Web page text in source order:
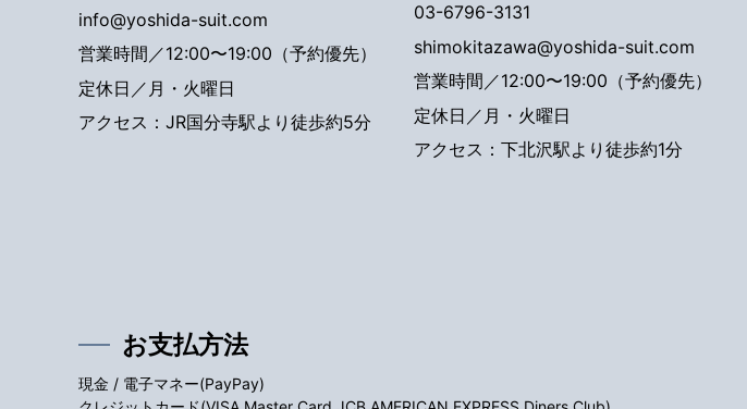
info@yoshida-suit.com
営業時間／12:00〜19:00（予約優先）
定休日／月・火曜日
アクセス：JR国分寺駅より徒歩約5分
03-6796-3131
shimokitazawa@yoshida-suit.com
営業時間／12:00〜19:00（予約優先）
定休日／月・火曜日
アクセス：下北沢駅より徒歩約1分
お支払方法
現金 / 電子マネー(PayPay)